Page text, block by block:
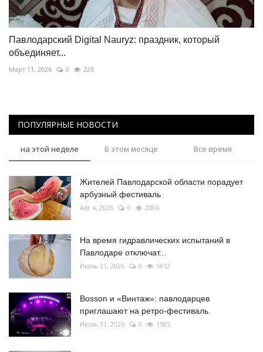
Павлодарский Digital Nauryz: праздник, который
объединяет...
Март 11, 2026 0 226
ПОПУЛЯРНЫЕ НОВОСТИ
на этой неделе В этом месяце Все время
Жителей Павлодарской области порадует
арбузный фестиваль
Авг 4, 2026 0 2006
На время гидравлических испытаний в
Павлодаре отключат...
Июль 31, 2026 0 1812
Bosson и «Винтаж»: павлодарцев
приглашают на ретро-фестиваль
Июль 31, 2026 0 1585